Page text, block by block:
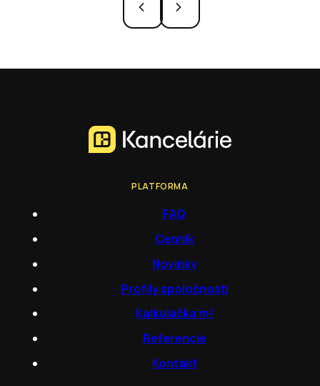
PLATFORMA
FAQ
Cenník
Novinky
Profily spoločností
Kalkulačka m²
Referencie
Kontakt